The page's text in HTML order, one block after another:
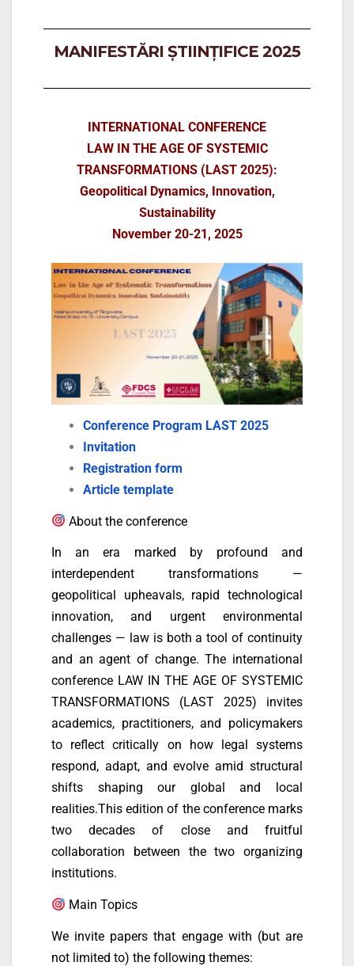
MANIFESTĂRI ȘTIINȚIFICE 2025
INTERNATIONAL CONFERENCE
LAW IN THE AGE OF SYSTEMIC
TRANSFORMATIONS (LAST 2025):
Geopolitical Dynamics, Innovation,
Sustainability
November 20-21, 2025
Conference Program LAST 2025
Invitation
Registration form
Article template
About the conference
In an era marked by profound and
interdependent transformations —
geopolitical upheavals, rapid technological
innovation, and urgent environmental
challenges — law is both a tool of continuity
and an agent of change. The international
conference LAW IN THE AGE OF SYSTEMIC
TRANSFORMATIONS (LAST 2025) invites
academics, practitioners, and policymakers
to reflect critically on how legal systems
respond, adapt, and evolve amid structural
shifts shaping our global and local
realities.This edition of the conference marks
two decades of close and fruitful
collaboration between the two organizing
institutions.
Main Topics
We invite papers that engage with (but are
not limited to) the following themes: